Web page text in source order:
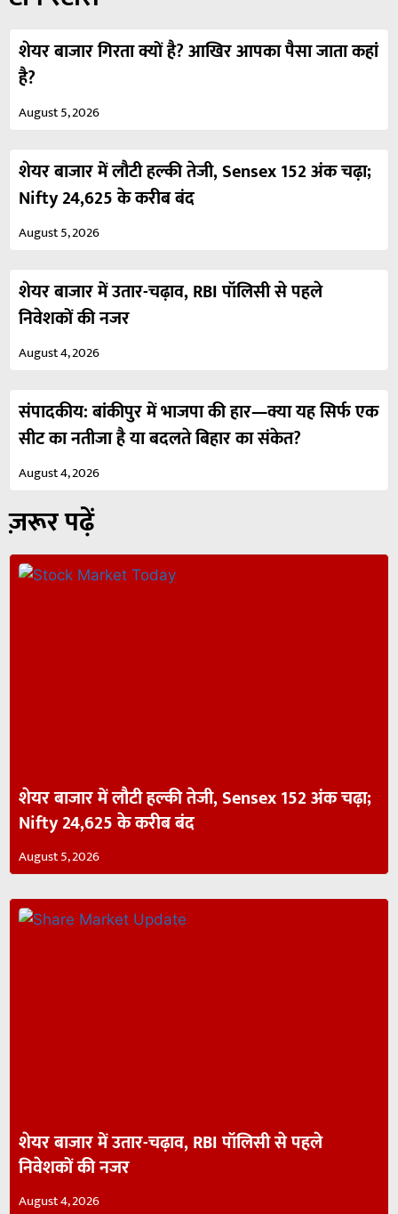
शेयर बाजार गिरता क्यों है? आखिर आपका पैसा जाता कहां
है?
August 5, 2026
शेयर बाजार में लौटी हल्की तेजी, Sensex 152 अंक चढ़ा;
Nifty 24,625 के करीब बंद
August 5, 2026
शेयर बाजार में उतार-चढ़ाव, RBI पॉलिसी से पहले
निवेशकों की नजर
August 4, 2026
संपादकीय: बांकीपुर में भाजपा की हार—क्या यह सिर्फ एक
सीट का नतीजा है या बदलते बिहार का संकेत?
August 4, 2026
ज़रूर पढ़ें
शेयर बाजार में लौटी हल्की तेजी, Sensex 152 अंक चढ़ा;
Nifty 24,625 के करीब बंद
August 5, 2026
शेयर बाजार में उतार-चढ़ाव, RBI पॉलिसी से पहले
निवेशकों की नजर
August 4, 2026